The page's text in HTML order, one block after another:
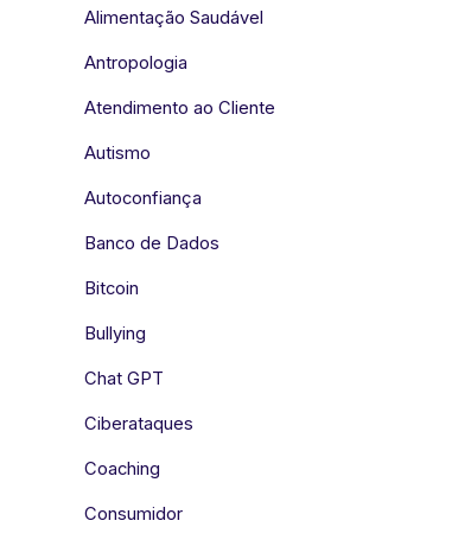
Alimentação Saudável
Antropologia
Atendimento ao Cliente
Autismo
Autoconfiança
Banco de Dados
Bitcoin
Bullying
Chat GPT
Ciberataques
Coaching
Consumidor